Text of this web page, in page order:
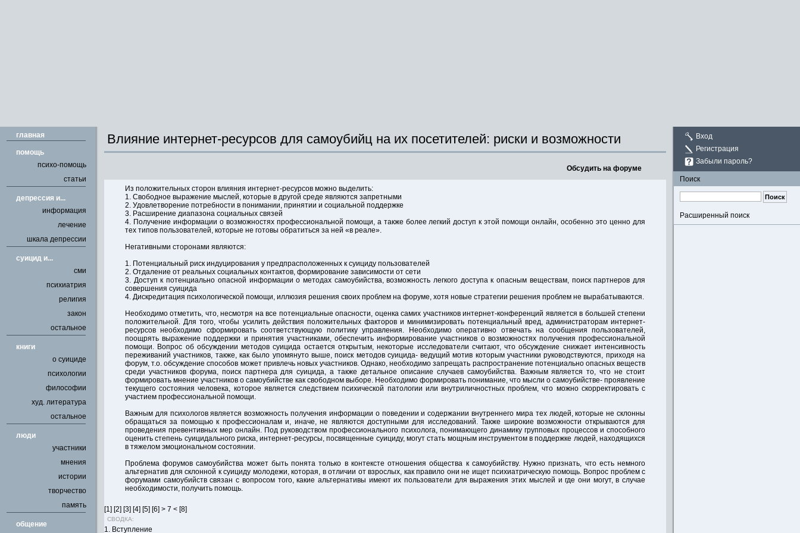
главная
помощь
психо-помощь
статьи
депрессия и...
информация
лечение
шкала депрессии
cуицид и...
сми
психиатрия
религия
закон
остальное
книги
о суициде
психологии
философии
худ. литература
остальное
люди
участники
мнения
истории
творчество
память
общение
Вход
Регистрация
Забыли пароль?
Поиск
Расширенный поиск
Влияние интернет-ресурсов для самоубийц на их посетителей: риски и возможности
Обсудить на форуме
Из положительных сторон влияния интернет-ресурсов можно выделить:
1. Свободное выражение мыслей, которые в другой среде являются запретными
2. Удовлетворение потребности в понимании, принятии и социальной поддержке
3. Расширение диапазона социальных связей
4. Получение информации о возможностях профессиональной помощи, а также более легкий доступ к этой помощи онлайн, особенно это ценно для
тех типов пользователей, которые не готовы обратиться за ней «в реале».
Негативными сторонами являются:
1. Потенциальный риск индуцирования у предпрасположенных к суициду пользователей
2. Отдаление от реальных социальных контактов, формирование зависимости от сети
3. Доступ к потенциально опасной информации о методах самоубийства, возможность легкого доступа к опасным веществам, поиск партнеров для
совершения суицида
4. Дискредитация психологической помощи, иллюзия решения своих проблем на форуме, хотя новые стратегии решения проблем не вырабатываются.
Необходимо отметить, что, несмотря на все потенциальные опасности, оценка самих участников интернет-конференций является в большей степени
положительной. Для того, чтобы усилить действия положительных факторов и минимизировать потенциальный вред, администраторам интернет-
ресурсов необходимо сформировать соответствующую политику управления. Необходимо оперативно отвечать на сообщения пользователей,
поощрять выражение поддержки и принятия участниками, обеспечить информирование участников о возможностях получения профессиональной
помощи. Вопрос об обсуждении методов суицида остается открытым, некоторые исследователи считают, что обсуждение снижает интенсивность
переживаний участников, также, как было упомянуто выше, поиск методов суицида- ведущий мотив которым участники руководствуются, приходя на
форум, т.о. обсуждение способов может привлечь новых участников. Однако, необходимо запрещать распространение потенциально опасных веществ
среди участников форума, поиск партнера для суицида, а также детальное описание случаев самоубийства. Важным является то, что не стоит
формировать мнение участников о самоубийстве как свободном выборе. Необходимо формировать понимание, что мысли о самоубийстве- проявление
текущего состояния человека, которое является следствием психической патологии или внутриличностных проблем, что можно скорректировать с
участием профессиональной помощи.
Важным для психологов является возможность получения информации о поведении и содержании внутреннего мира тех людей, которые не склонны
обращаться за помощью к профессионалам и, иначе, не являются доступными для исследований. Также широкие возможности открываются для
проведения превентивных мер онлайн. Под руководством профессионального психолога, понимающего динамику групповых процессов и способного
оценить степень суицидального риска, интернет-ресурсы, посвященные суициду, могут стать мощным инструментом в поддержке людей, находящихся
в тяжелом эмоциональном состоянии.
Проблема форумов самоубийства может быть понята только в контексте отношения общества к самоубийству. Нужно признать, что есть немного
альтернатив для склонной к суициду молодежи, которая, в отличии от взрослых, как правило они не ищет психиатрическую помощь. Вопрос проблем с
форумами самоубийств связан с вопросом того, какие альтернативы имеют их пользователи для выражения этих мыслей и где они могут, в случае
необходимости, получить помощь.
[1] [2] [3] [4] [5] [6] > 7 < [8]
СВОДКА:
1. Вступление